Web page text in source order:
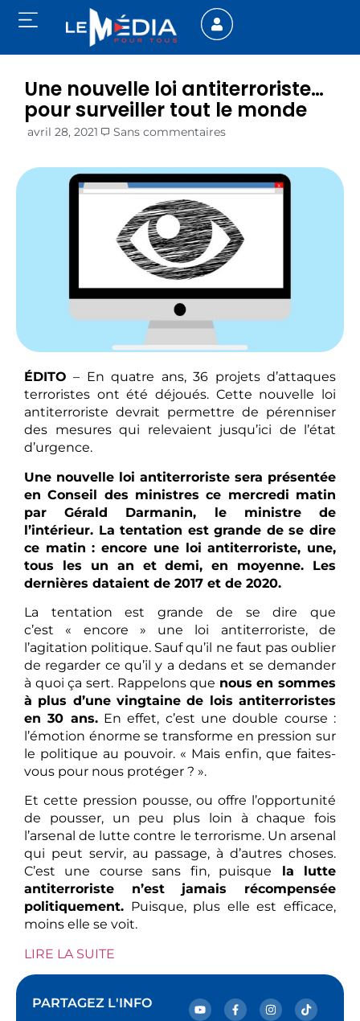
Une nouvelle loi antiterroriste…
pour surveiller tout le monde
avril 28, 2021 Sans commentaires
ÉDITO – En quatre ans, 36 projets d’attaques
terroristes ont été déjoués. Cette nouvelle loi
antiterroriste devrait permettre de pérenniser
des mesures qui relevaient jusqu’ici de l’état
d’urgence.
Une nouvelle loi antiterroriste sera présentée
en Conseil des ministres ce mercredi matin
par Gérald Darmanin, le ministre de
l’intérieur. La tentation est grande de se dire
ce matin : encore une loi antiterroriste, une,
tous les un an et demi, en moyenne. Les
dernières dataient de 2017 et de 2020.
La tentation est grande de se dire que
c’est « encore » une loi antiterroriste, de
l’agitation politique. Sauf qu’il ne faut pas oublier
de regarder ce qu’il y a dedans et se demander
à quoi ça sert. Rappelons que nous en sommes
à plus d’une vingtaine de lois antiterroristes
en 30 ans.En effet, c’est une double course :
l’émotion énorme se transforme en pression sur
le politique au pouvoir. « Mais enfin, que faites-
vous pour nous protéger ? ».
Et cette pression pousse, ou offre l’opportunité
de pousser, un peu plus loin à chaque fois
l’arsenal de lutte contre le terrorisme. Un arsenal
qui peut servir, au passage, à d’autres choses.
C’est une course sans fin, puisque la lutte
antiterroriste n’est jamais récompensée
politiquement. Puisque, plus elle est efficace,
moins elle se voit.
LIRE LA SUITE
PARTAGEZ L'INFO